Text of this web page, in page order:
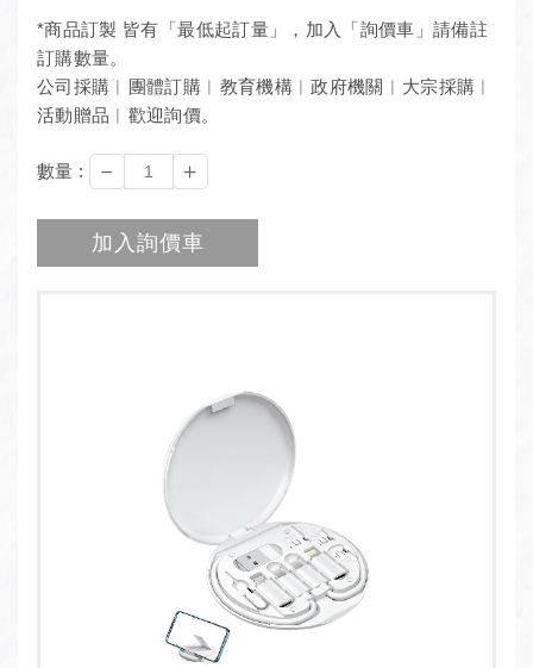
*商品訂製 皆有「最低起訂量」，加入「詢價車」請備註
訂購數量。
公司採購︱團體訂購︱教育機構︱政府機關︱大宗採購︱
活動贈品︱歡迎詢價。
數量 : － ＋
加入詢價車